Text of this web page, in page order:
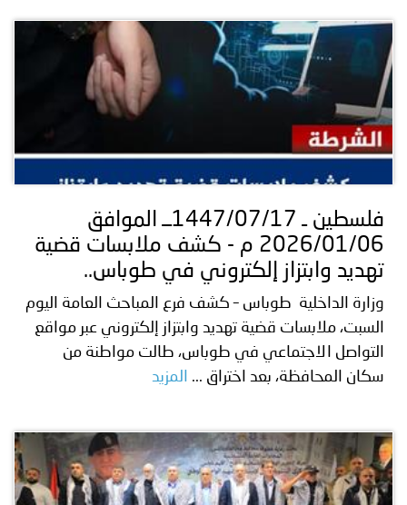
فلسطين ـ 1447/07/17ــ الموافق
2026/01/06 م - کشف ملابسات قضية
تهديد وابتزاز إلكتروني في طوباس..
وزارة الداخلية طوباس – كشف فرع المباحث العامة اليوم
السبت، ملابسات قضية تهديد وابتزاز إلكتروني عبر مواقع
التواصل الاجتماعي في طوباس، طالت مواطنة من
سكان المحافظة، بعد اختراق ...
المزيد